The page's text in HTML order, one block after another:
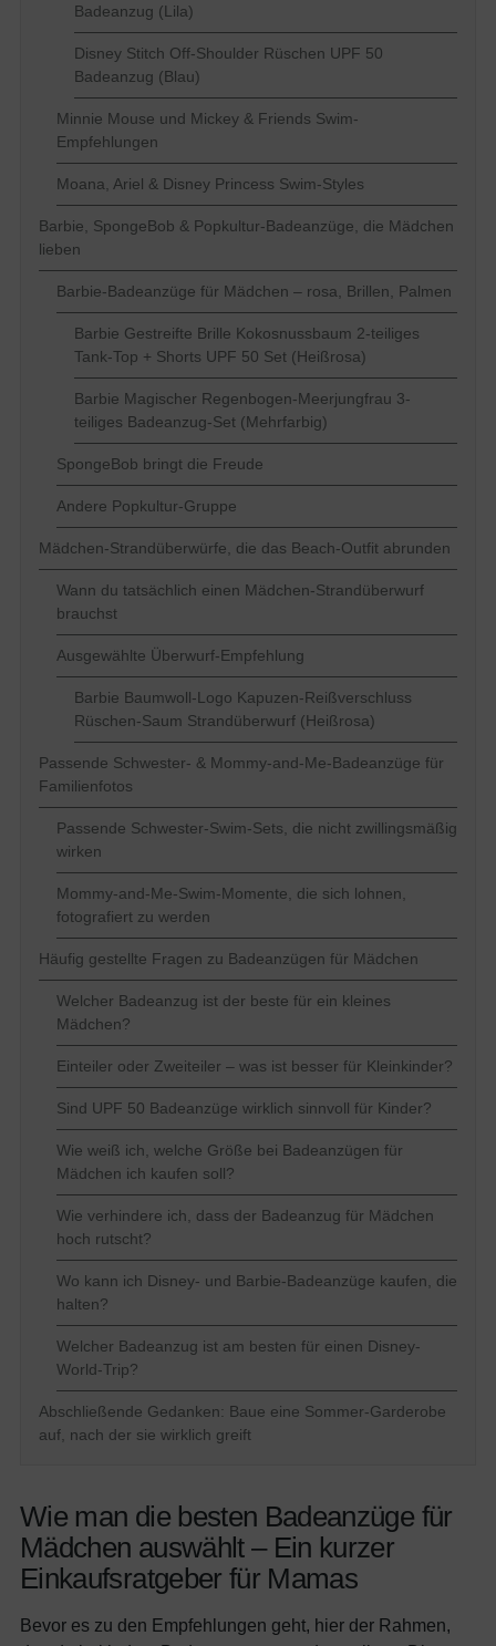
Badeanzug (Lila)
Disney Stitch Off-Shoulder Rüschen UPF 50
Badeanzug (Blau)
Minnie Mouse und Mickey & Friends Swim-
Empfehlungen
Moana, Ariel & Disney Princess Swim-Styles
Barbie, SpongeBob & Popkultur-Badeanzüge, die Mädchen
lieben
Barbie-Badeanzüge für Mädchen – rosa, Brillen, Palmen
Barbie Gestreifte Brille Kokosnussbaum 2-teiliges
Tank-Top + Shorts UPF 50 Set (Heißrosa)
Barbie Magischer Regenbogen-Meerjungfrau 3-
teiliges Badeanzug-Set (Mehrfarbig)
SpongeBob bringt die Freude
Andere Popkultur-Gruppe
Mädchen-Strandüberwürfe, die das Beach-Outfit abrunden
Wann du tatsächlich einen Mädchen-Strandüberwurf
brauchst
Ausgewählte Überwurf-Empfehlung
Barbie Baumwoll-Logo Kapuzen-Reißverschluss
Rüschen-Saum Strandüberwurf (Heißrosa)
Passende Schwester- & Mommy-and-Me-Badeanzüge für
Familienfotos
Passende Schwester-Swim-Sets, die nicht zwillingsmäßig
wirken
Mommy-and-Me-Swim-Momente, die sich lohnen,
fotografiert zu werden
Häufig gestellte Fragen zu Badeanzügen für Mädchen
Welcher Badeanzug ist der beste für ein kleines
Mädchen?
Einteiler oder Zweiteiler – was ist besser für Kleinkinder?
Sind UPF 50 Badeanzüge wirklich sinnvoll für Kinder?
Wie weiß ich, welche Größe bei Badeanzügen für
Mädchen ich kaufen soll?
Wie verhindere ich, dass der Badeanzug für Mädchen
hoch rutscht?
Wo kann ich Disney- und Barbie-Badeanzüge kaufen, die
halten?
Welcher Badeanzug ist am besten für einen Disney-
World-Trip?
Abschließende Gedanken: Baue eine Sommer-Garderobe
auf, nach der sie wirklich greift
Wie man die besten Badeanzüge für
Mädchen auswählt – Ein kurzer
Einkaufsratgeber für Mamas
Bevor es zu den Empfehlungen geht, hier der Rahmen,